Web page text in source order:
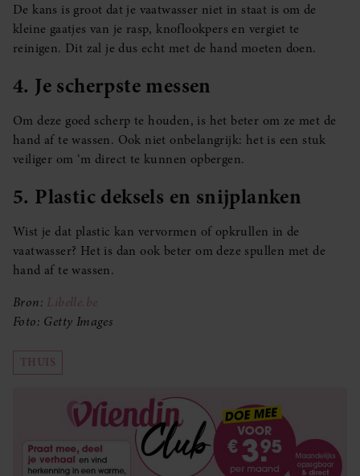
De kans is groot dat je vaatwasser niet in staat is om de
kleine gaatjes van je rasp, knoflookpers en vergiet te
reinigen. Dit zal je dus echt met de hand moeten doen.
4. Je scherpste messen
Om deze goed scherp te houden, is het beter om ze met de
hand af te wassen. Ook niet onbelangrijk: het is een stuk
veiliger om ‘m direct te kunnen opbergen.
5. Plastic deksels en snijplanken
Wist je dat plastic kan vervormen of opkrullen in de
vaatwasser? Het is dan ook beter om deze spullen met de
hand af te wassen.
Bron: Libelle.be
Foto: Getty Images
THUIS